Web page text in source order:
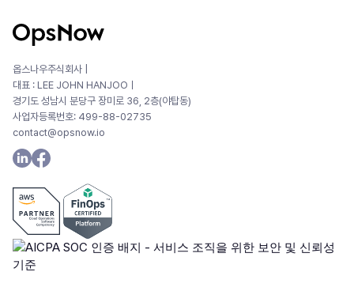
옵스나우주식회사 |
대표 : LEE JOHN HANJOOㅣ
경기도 성남시 분당구 장미로 36, 2층(야탑동)
사업자등록번호: 499-88-02735
contact@opsnow.io